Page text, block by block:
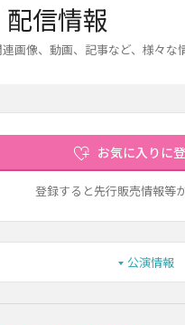
信情報
像、動画、記事など、様々な
お気に入りに
登録すると先行販売情報等
公演情報